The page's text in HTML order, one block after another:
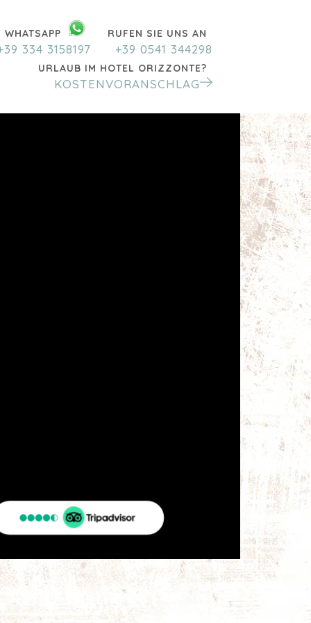
WHATSAPP
334 3158197
RUFEN SIE UNS AN
+39 0541 344298
URLAUB IM HOTEL ORIZZONTE?
KOSTENVORANSCHLAG
TripAdvisor